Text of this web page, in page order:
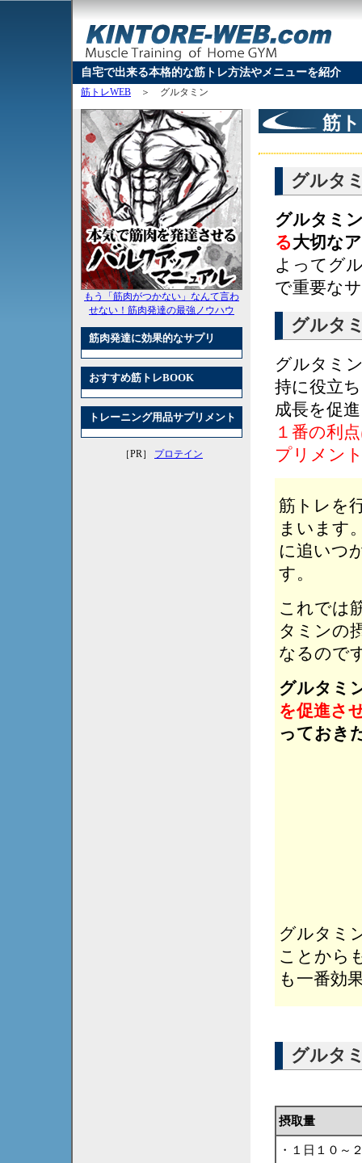
自宅で出来る本格的な筋トレ方法やメニューを紹介
筋トレWEB ＞ グルタミン
筋
グルタ
グルタミ
る大切な
よってグ
で重要な
グルタ
グルタミ
持に役立
成長を促
１番の利
プリメン
筋トレを
まいます
に追いつ
す。
これでは
タミンの
なるので
グルタミ
を促進さ
っておき
グルタミ
ことから
も一番効
グルタ
摂取量
・１日１０～
もう「筋肉がつかない」なんて言わ
せない！筋肉発達の最強ノウハウ
筋肉発達に効果的なサプリ
おすすめ筋トレBOOK
トレーニング用品サプリメント
［PR］ プロテイン